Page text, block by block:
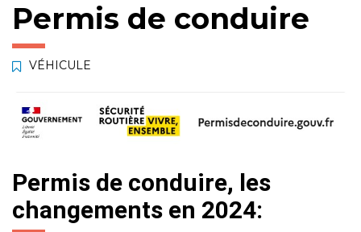
Permis de conduire
VÉHICULE
Permis de conduire, les
changements en 2024: